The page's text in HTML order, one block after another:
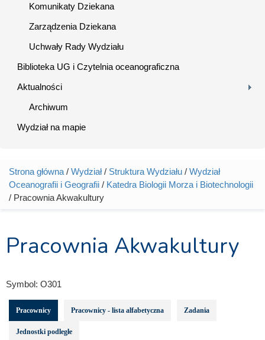
Komunikaty Dziekana
Zarządzenia Dziekana
Uchwały Rady Wydziału
Biblioteka UG i Czytelnia oceanograficzna
Aktualności
Archiwum
Wydział na mapie
Jesteś tutaj
Strona główna / Wydział/ Struktura Wydziału / Wydział
Oceanografii i Geografii / Katedra Biologii Morza i Biotechnologii
/ Pracownia Akwakultury
Pracownia Akwakultury
Symbol: O301
Pracownicy Pracownicy - lista alfabetyczna Zadania
Jednostki podległe